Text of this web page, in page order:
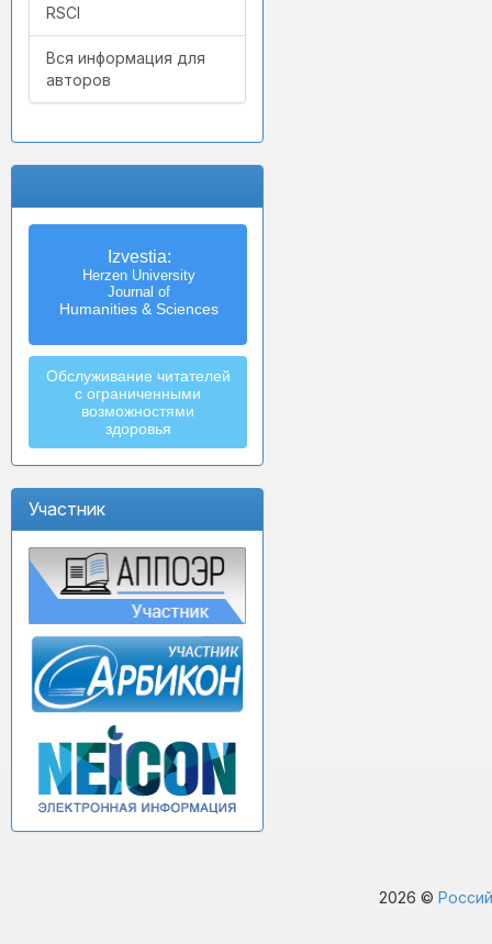
RSCI
Вся информация для
авторов
Izvestia:
Herzen University
Journal of
Humanities & Sciences
Обслуживание читателей
с ограниченными
возможностями
здоровья
Участник
2026 ©